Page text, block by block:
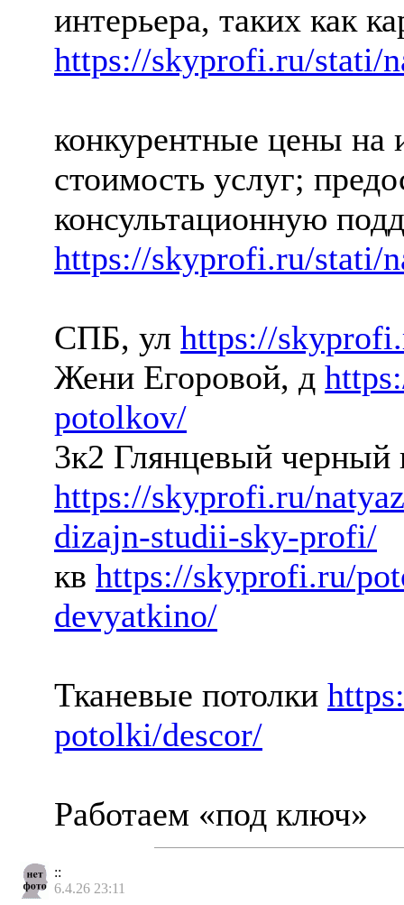
интерьера, таких как
https://skyprofi.ru/stati/
конкурентные цены на
стоимость услуг;
консультационную
https://skyprofi.ru/stati/
СПБ, ул https://
Жени Егоровой, д
potolkov/
3к2 Глянцевый черный
https://skyprofi.ru/
dizajn-studii-sky-profi/
кв https://skyprofi.ru/
devyatkino/
Тканевые потолки
potolki/descor/
Работаем «под ключ»
::
6.4.26 23:11